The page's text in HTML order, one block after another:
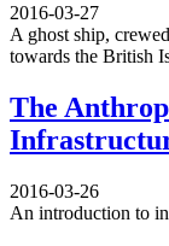
2016-03-27
A ghost ship,
towards the British
The
2016-03-26
An introduction to